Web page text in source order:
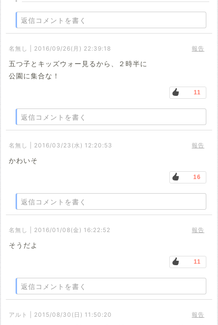
返信コメントを書く
名無し | 2016/09/26(月) 22:39:18 報告
五つ子とキッズウォー見るから、２時半に
公園に集合な！
11
返信コメントを書く
名無し | 2016/03/23(水) 12:20:53 報告
かわいそ
16
返信コメントを書く
名無し | 2016/01/08(金) 16:22:52 報告
そうだよ
11
返信コメントを書く
アルト | 2015/08/30(日) 11:50:20 報告